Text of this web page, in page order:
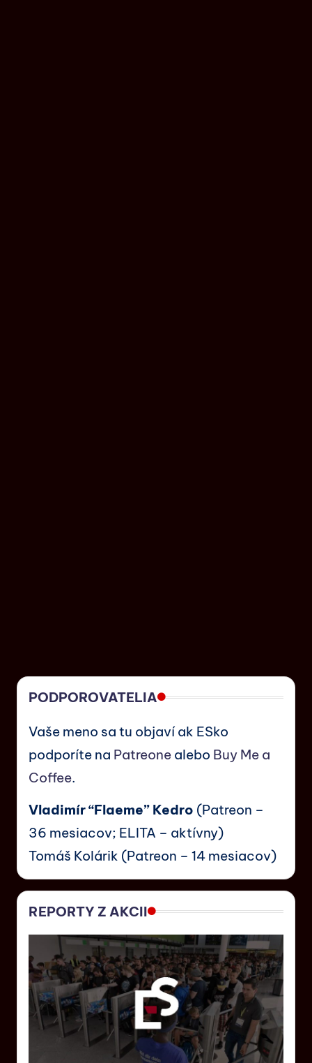
PODPOROVATELIA
Vaše meno sa tu objaví ak ESko
podporíte na Patreone alebo Buy Me a
Coffee.
Vladimír “Flaeme” Kedro (Patreon –
36 mesiacov; ELITA – aktívny)
Tomáš Kolárik (Patreon – 14 mesiacov)
REPORTY Z AKCII